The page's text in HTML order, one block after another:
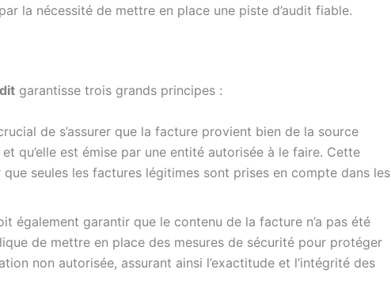
la nécessité de mettre en place une piste d’audit fiable.
garantisse trois grands principes :
de s’assurer que la facture provient bien de la source
qu’elle est émise par une entité autorisée à le faire. Cette
seules les factures légitimes sont prises en compte dans les
également garantir que le contenu de la facture n’a pas été
de mettre en place des mesures de sécurité pour protéger
non autorisée, assurant ainsi l’exactitude et l’intégrité des